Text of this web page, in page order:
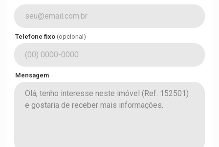
Telefone fixo (opcional)
Mensagem